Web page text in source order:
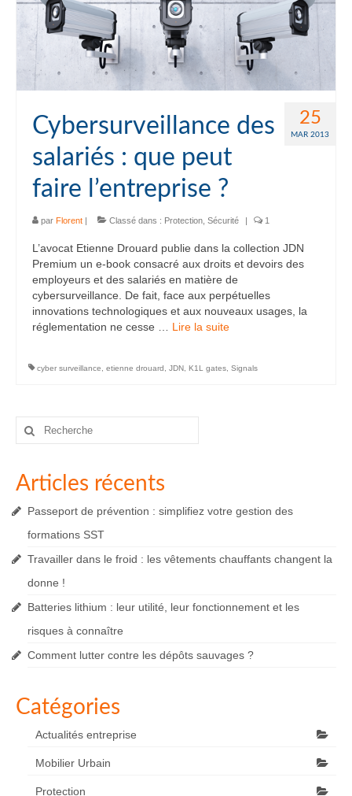
25
MAR 2013
Cybersurveillance des
salariés : que peut
faire l’entreprise ?
par Florent | Classé dans : Protection Sécurité | 1
L’avocat Etienne Drouard publie dans la collection JDN
Premium un e-book consacré aux droits et devoirs des
employeurs et des salariés en matière de
cybersurveillance. De fait, face aux perpétuelles
innovations technologiques et aux nouveaux usages, la
réglementation ne cesse … Lire la suite­­
cyber surveillance etienne drouard JDN K1L gates Signals
Rechercher
Articles récents
Passeport de prévention : simplifiez votre gestion des
formations SST
Travailler dans le froid : les vêtements chauffants changent la
donne !
Batteries lithium : leur utilité, leur fonctionnement et les
risques à connaître
Comment lutter contre les dépôts sauvages ?
Catégories
Actualités entreprise
Mobilier Urbain
Protection